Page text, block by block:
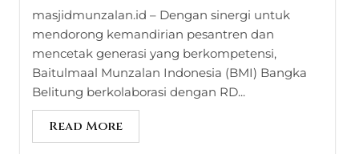
masjidmunzalan.id – Dengan sinergi untuk
mendorong kemandirian pesantren dan
mencetak generasi yang berkompetensi,
Baitulmaal Munzalan Indonesia (BMI) Bangka
Belitung berkolaborasi dengan RD...
Read More